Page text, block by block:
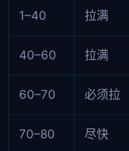
1–40 拉满
40–60 拉满
60–70 必须拉
70–80 尽快